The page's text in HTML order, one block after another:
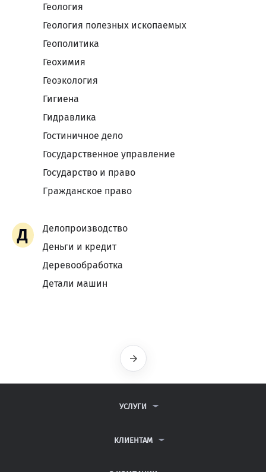
Геология
Геология полезных ископаемых
Геополитика
Геохимия
Геоэкология
Гигиена
Гидравлика
Гостиничное дело
Государственное управление
Государство и право
Гражданское право
Д
Делопроизводство
Деньги и кредит
Деревообработка
Детали машин
Следующая
УСЛУГИ
ДИПЛОМНЫЕ РАБОТЫ
КЛИЕНТАМ